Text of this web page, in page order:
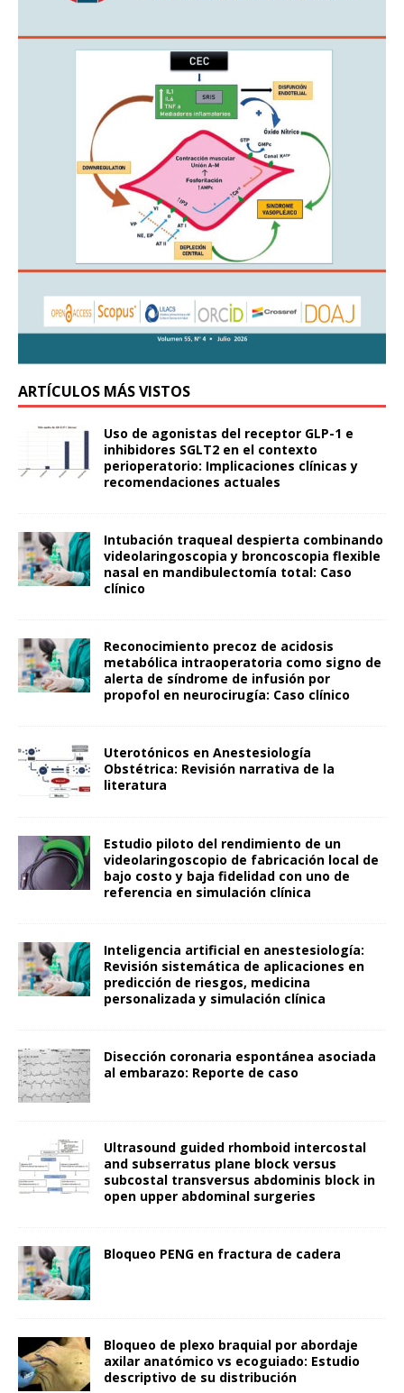
ARTÍCULOS MÁS VISTOS
Uso de agonistas del receptor GLP-1 e
inhibidores SGLT2 en el contexto
perioperatorio: Implicaciones clínicas y
recomendaciones actuales
Intubación traqueal despierta combinando
videolaringoscopia y broncoscopia flexible
nasal en mandibulectomía total: Caso
clínico
Reconocimiento precoz de acidosis
metabólica intraoperatoria como signo de
alerta de síndrome de infusión por
propofol en neurocirugía: Caso clínico
Uterotónicos en Anestesiología
Obstétrica: Revisión narrativa de la
literatura
Estudio piloto del rendimiento de un
videolaringoscopio de fabricación local de
bajo costo y baja fidelidad con uno de
referencia en simulación clínica
Inteligencia artificial en anestesiología:
Revisión sistemática de aplicaciones en
predicción de riesgos, medicina
personalizada y simulación clínica
Disección coronaria espontánea asociada
al embarazo: Reporte de caso
Ultrasound guided rhomboid intercostal
and subserratus plane block versus
subcostal transversus abdominis block in
open upper abdominal surgeries
Bloqueo PENG en fractura de cadera
Bloqueo de plexo braquial por abordaje
axilar anatómico vs ecoguiado: Estudio
descriptivo de su distribución